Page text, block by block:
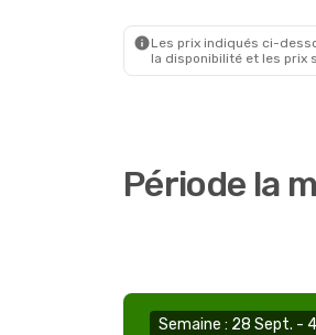
Les prix indiqués ci-
la disponibilité et les prix
Période la
Semaine : 28 Sept. -